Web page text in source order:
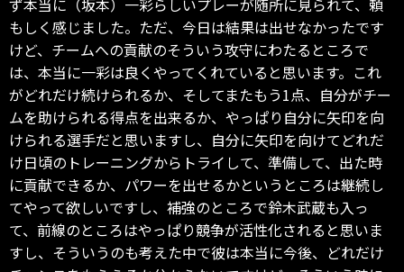
もしく感じました。ただ、今日は結果は出せなかったです
けど、チームへの貢献のそういう攻守にわたるところで
は、本当に一彩は良くやってくれていると思います。これ
がどれだけ続けられるか、そしてまたもう1点、自分がチー
ムを助けられる得点を出来るか、やっぱり自分に矢印を向
けられる選手だと思いますし、自分に矢印を向けてどれだ
け日頃のトレーニングからトライして、準備して、出た時
に貢献できるか、パワーを出せるかというところは継続し
てやって欲しいですし、補強のところで鈴木武蔵も入っ
て、前線のところはやっぱり競争が活性化されると思いま
すし、そういうのも考えた中で彼は本当に今後、どれだけ